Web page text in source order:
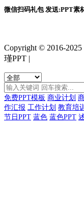
微信扫码礼包 发送:PPT素
Copyright © 2016-
瑾PPT |
免费PPT模板 商业计划
作汇报 工作计划 教育培训
节日PPT 蓝色 蓝色PPT